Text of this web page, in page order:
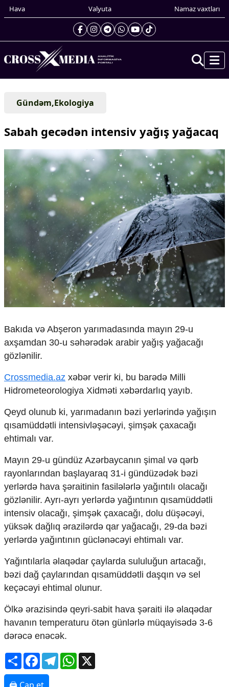
Hava Valyuta Namaz vaxtları
Gündəm
Xarici xəbərlər
Cənubi Qafqaz
Türk Dünyası
Yaxın Şərq
Avropa
Amerika
Asiya
Afrika
Çarpaz baxış
Təhlil
Siyasi
Geosiyasi
İqtisadi
Sosioloji
Multimedia
Foto
Video
Podcast
Elm və təhsil
Mədəniyyət
Diaspor
Mədəniyyətimizin Zəfəri
Zəfər Diasporu
Səhiyyə
Ailə və uşaq
Turizm
İqtisadiyyat
İqtisadi xəbərlər
Energetika
Neft-qaz
Əmək və sosial siyasət
Kənd təsərrüfatı
Hərbi sənaye
Telekommunikasiya və nəqliyyat
COP29
Crossmedia.az - 1 yaş
Siyasət
Gündəm,Ekologiya
Sabah gecədən intensiv yağış yağacaq
Bakıda və Abşeron yarımadasında mayın 29-u
axşamdan 30-u səhərədək arabir yağış yağacağı
gözlənilir.
Crossmedia.az xəbər verir ki, bu barədə Milli
Hidrometeorologiya Xidməti xəbərdarlıq yayıb.
Qeyd olunub ki, yarımadanın bəzi yerlərində yağışın
qısamüddətli intensivləşəcəyi, şimşək çaxacağı
ehtimalı var.
Mayın 29-u gündüz Azərbaycanın şimal və qərb
rayonlarından başlayaraq 31-i gündüzədək bəzi
yerlərdə hava şəraitinin fasilələrlə yağıntılı olacağı
gözlənilir. Ayrı-ayrı yerlərdə yağıntının qısamüddətli
intensiv olacağı, şimşək çaxacağı, dolu düşəcəyi,
yüksək dağlıq ərazilərdə qar yağacağı, 29-da bəzi
yerlərdə yağıntının güclənəcəyi ehtimalı var.
Yağıntılarla əlaqədar çaylarda sululuğun artacağı,
bəzi dağ çaylarından qısamüddətli daşqın və sel
keçəcəyi ehtimal olunur.
Ölkə ərazisində qeyri-sabit hava şəraiti ilə əlaqədar
havanın temperaturu ötən günlərlə müqayisədə 3-6
dərəcə enəcək.
ShareFacebookTelegramWhatsApp